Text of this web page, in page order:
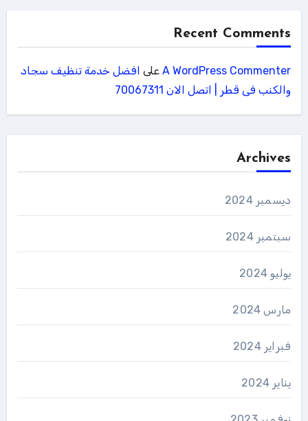
Recent Comments
A WordPress Commenterعلى افضل خدمة تنظيف سجاد
والكنب فى قطر | اتصل الان 70067311
Archives
ديسمبر 2024
سبتمبر 2024
يوليو 2024
مارس 2024
فبراير 2024
يناير 2024